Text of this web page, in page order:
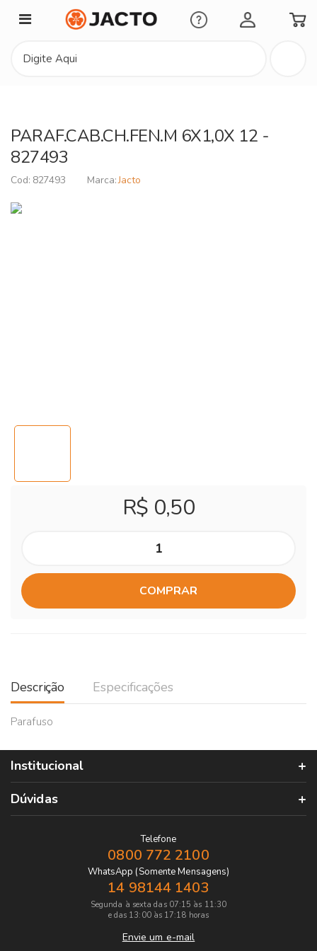
Minha Conta
PARAF.CAB.CH.FEN.M 6X1,0X 12 -
827493
827493 Jacto
R$ 0,50
COMPRAR
Descrição Especificações
Parafuso
Institucional
Dúvidas
Telefone
0800 772 2100
WhatsApp (Somente Mensagens)
14 98144 1403
Segunda à sexta das 07:15 às 11:30
e das 13:00 às 17:18 horas
Envie um e-mail